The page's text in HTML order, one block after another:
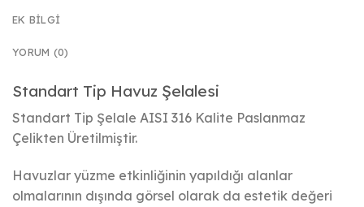
EK BILGI
YORUM (0)
Standart Tip Havuz Şelalesi
Standart Tip Şelale AISI 316 Kalite Paslanmaz
Çelikten Üretilmiştir.
Havuzlar yüzme etkinliğinin yapıldığı alanlar
olmalarının dışında görsel olarak da estetik değeri